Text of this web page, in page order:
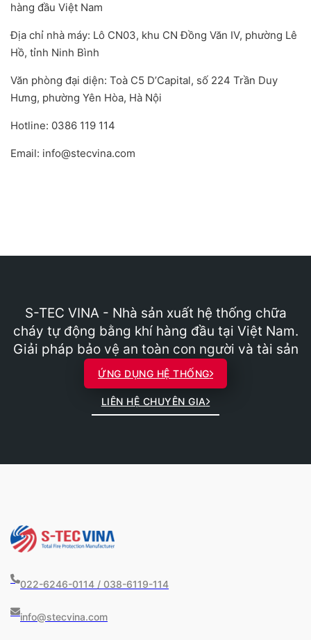
hàng đầu Việt Nam
Địa chỉ nhà máy: Lô CN03, khu CN Đồng Văn IV, phường Lê
Hồ, tỉnh Ninh Bình
Văn phòng đại diện: Toà C5 D’Capital, số 224 Trần Duy
Hưng, phường Yên Hòa, Hà Nội
Hotline: 0386 119 114
Email: info@stecvina.com
S-TEC VINA - Nhà sản xuất hệ thống chữa
cháy tự động bằng khí hàng đầu tại Việt Nam.
Giải pháp bảo vệ an toàn con người và tài sản
ỨNG DỤNG HỆ THỐNG
LIÊN HỆ CHUYÊN GIA
022-6246-0114 / 038-6119-114
info@stecvina.com